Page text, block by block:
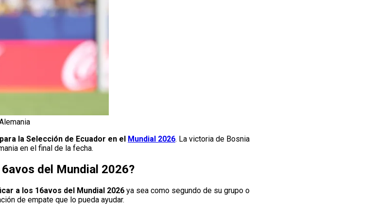
la Selección de Ecuador en el Mundial 2026. La victoria de Bosnia
en el final de la fecha.
del Mundial 2026?
a los 16avos del Mundial 2026 ya sea como segundo de su grupo o
de empate que lo pueda ayudar.